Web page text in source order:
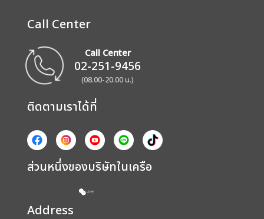
Call Center
Call Center
02-251-9456
(08.00-20.00 น.)
ติดตามเราได้ที่
ส่วนหนึ่งของบริษัทในเครือ
Address